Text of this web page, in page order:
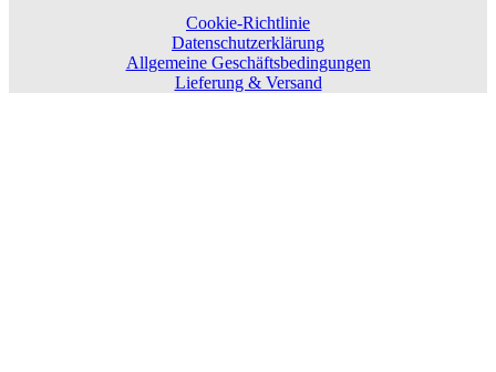
Cookie-Richtlinie
Datenschutzerklärung
Allgemeine Geschäftsbedingungen
Lieferung & Versand